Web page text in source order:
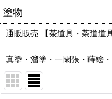
塗物
通販販売 【茶道具・茶道
真塗・溜塗・一閑張・蒔絵